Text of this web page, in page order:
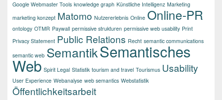
Google Webmaster Tools knowledge graph Künstliche Intelligenz Marketing
marketing konzept Matomo Nutzererlebnis Online Online-PR
ontology OTMR Paywall permissive strukturen permissive web usability Print
Privacy Statement Public Relations Recht semantic communications
semantic web SemantikSemantisches
Web Spirit Legal Statistik tourism and travel Tourismus Usability
User Experience Webanalyse web semantics Webstatistik
Öffentlichkeitsarbeit